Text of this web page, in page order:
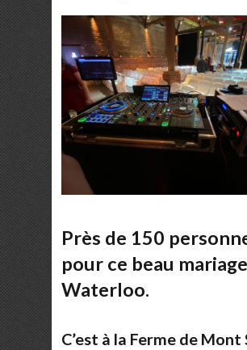
Près de 150
pour ce beau
Waterloo.
C’est à la Ferme de Mont